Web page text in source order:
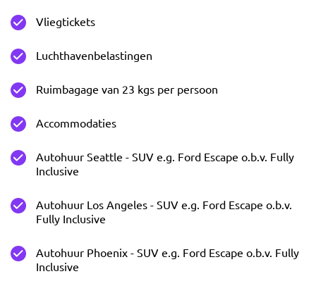
Vliegtickets
Luchthavenbelastingen
Ruimbagage van 23 kgs per persoon
Accommodaties
Autohuur Seattle - SUV e.g. Ford Escape o.b.v. Fully
Inclusive
Autohuur Los Angeles - SUV e.g. Ford Escape o.b.v.
Fully Inclusive
Autohuur Phoenix - SUV e.g. Ford Escape o.b.v. Fully
Inclusive